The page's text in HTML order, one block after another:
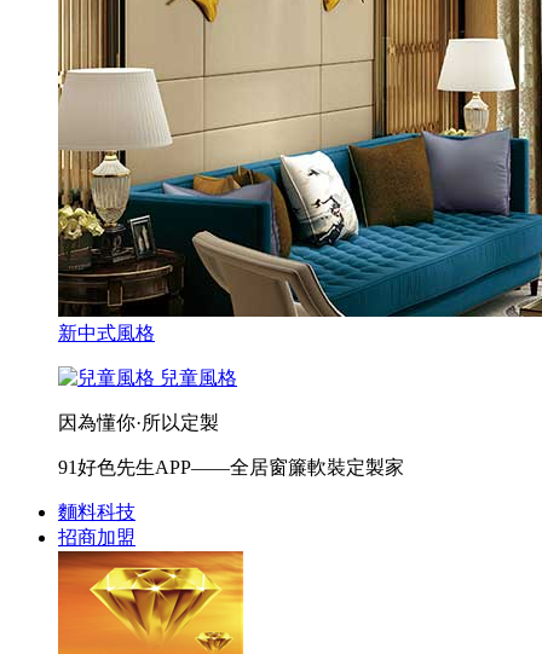
新中式風格
兒童風格
因為懂你·所以定製
91好色先生APP——全居窗簾軟裝定製家
麵料科技
招商加盟